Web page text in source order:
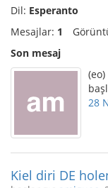
Dil: Esperanto
Mesajlar: 1
Son mesaj
(eo)
28
Kiel diri DE